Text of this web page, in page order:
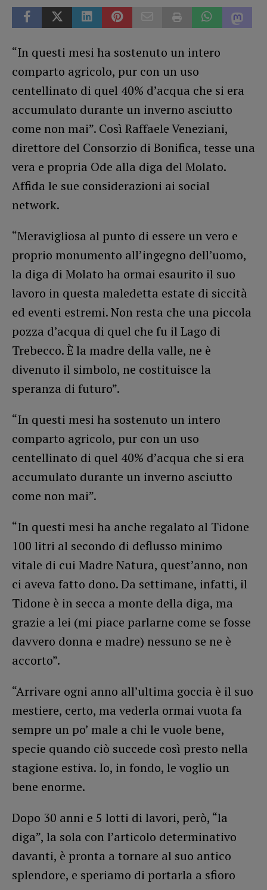
“In questi mesi ha sostenuto un intero
comparto agricolo, pur con un uso
centellinato di quel 40% d’acqua che si era
accumulato durante un inverno asciutto
come non mai”. Così Raffaele Veneziani,
direttore del Consorzio di Bonifica, tesse una
vera e propria Ode alla diga del Molato.
Affida le sue considerazioni ai social
network.
“Meravigliosa al punto di essere un vero e
proprio monumento all’ingegno dell’uomo,
la diga di Molato ha ormai esaurito il suo
lavoro in questa maledetta estate di siccità
ed eventi estremi. Non resta che una piccola
pozza d’acqua di quel che fu il Lago di
Trebecco. È la madre della valle, ne è
divenuto il simbolo, ne costituisce la
speranza di futuro”.
“In questi mesi ha sostenuto un intero
comparto agricolo, pur con un uso
centellinato di quel 40% d’acqua che si era
accumulato durante un inverno asciutto
come non mai”.
“In questi mesi ha anche regalato al Tidone
100 litri al secondo di deflusso minimo
vitale di cui Madre Natura, quest’anno, non
ci aveva fatto dono. Da settimane, infatti, il
Tidone è in secca a monte della diga, ma
grazie a lei (mi piace parlarne come se fosse
davvero donna e madre) nessuno se ne è
accorto”.
“Arrivare ogni anno all’ultima goccia è il suo
mestiere, certo, ma vederla ormai vuota fa
sempre un po’ male a chi le vuole bene,
specie quando ciò succede così presto nella
stagione estiva. Io, in fondo, le voglio un
bene enorme.
Dopo 30 anni e 5 lotti di lavori, però, “la
diga”, la sola con l’articolo determinativo
davanti, è pronta a tornare al suo antico
splendore, e speriamo di portarla a sfioro